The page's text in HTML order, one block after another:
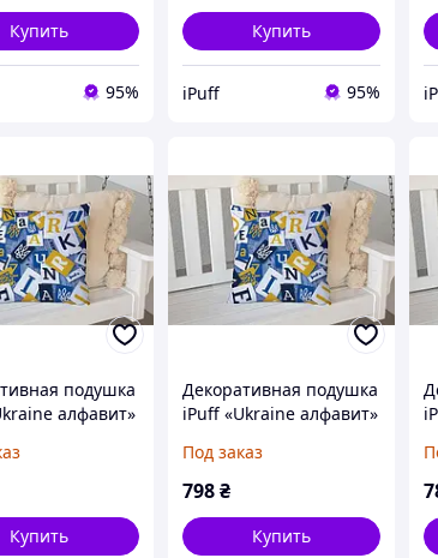
Купить
95%
Купить
iPuff 95%
подушка
алфавит»
с
Купить
Декоративная подушка
iPuff «Ukraine алфавит»
флок, односторонняя
Под заказ
798 ₴
Купить